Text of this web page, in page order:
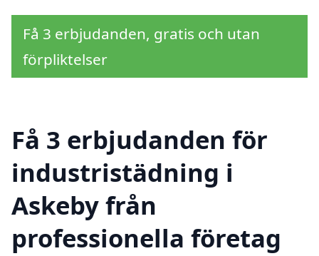
Få 3 erbjudanden, gratis och utan
förpliktelser
Få 3 erbjudanden för
industristädning i
Askeby från
professionella företag